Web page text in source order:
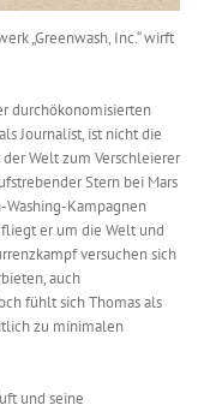
„Greenwash, Inc.“ wirft
durchökonomisierten
Journalist, ist nicht die
Welt zum Verschleierer
Stern bei Mars
Washing-Kampagnen
er um die Welt und
versuchen sich
auch
fühlt sich Thomas als
zu minimalen
und seine